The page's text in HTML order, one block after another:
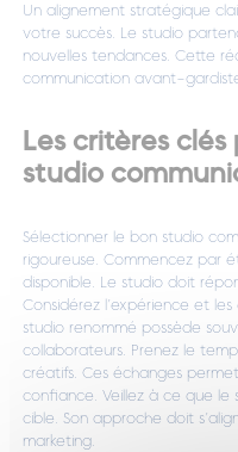
Un alignement stratégique
votre succès. Le studio
nouvelles tendances. Cette
communication avant-
Les critères
studio
Sélectionner le bon studio
rigoureuse. Commencez par
disponible. Le studio doit
Considérez l’expérience et
studio renommé possède
collaborateurs. Prenez le
créatifs. Ces échanges
confiance. Veillez à ce que le
cible. Son approche doit
marketing.